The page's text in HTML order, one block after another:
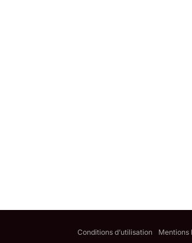
Conditions d’utilisation Mentions